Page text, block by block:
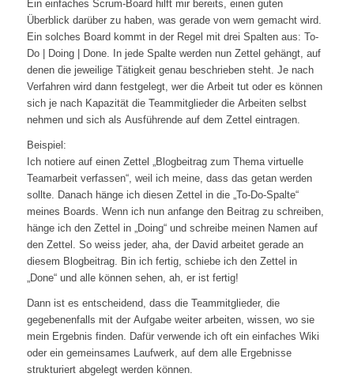
Ein einfaches Scrum-Board hilft mir bereits, einen guten
Überblick darüber zu haben, was gerade von wem gemacht wird.
Ein solches Board kommt in der Regel mit drei Spalten aus: To-
Do | Doing | Done. In jede Spalte werden nun Zettel gehängt, auf
denen die jeweilige Tätigkeit genau beschrieben steht. Je nach
Verfahren wird dann festgelegt, wer die Arbeit tut oder es können
sich je nach Kapazität die Teammitglieder die Arbeiten selbst
nehmen und sich als Ausführende auf dem Zettel eintragen.
Beispiel:
Ich notiere auf einen Zettel „Blogbeitrag zum Thema virtuelle
Teamarbeit verfassen“, weil ich meine, dass das getan werden
sollte. Danach hänge ich diesen Zettel in die „To-Do-Spalte“
meines Boards. Wenn ich nun anfange den Beitrag zu schreiben,
hänge ich den Zettel in „Doing“ und schreibe meinen Namen auf
den Zettel. So weiss jeder, aha, der David arbeitet gerade an
diesem Blogbeitrag. Bin ich fertig, schiebe ich den Zettel in
„Done“ und alle können sehen, ah, er ist fertig!
Dann ist es entscheidend, dass die Teammitglieder, die
gegebenenfalls mit der Aufgabe weiter arbeiten, wissen, wo sie
mein Ergebnis finden. Dafür verwende ich oft ein einfaches Wiki
oder ein gemeinsames Laufwerk, auf dem alle Ergebnisse
strukturiert abgelegt werden können.